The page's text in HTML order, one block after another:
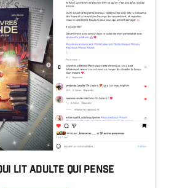
lit adulte qui pense